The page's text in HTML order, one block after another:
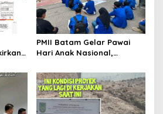
PMII Batam Gelar Pawai
Hari Anak Nasional,
untuk Pemko dan DPRD
Kota Batam